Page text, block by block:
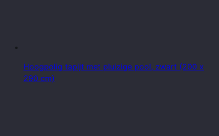
Hoogpolig tapijt met pluizige pool, zwart (200 x
290 cm)